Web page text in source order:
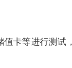
卡等进行测试